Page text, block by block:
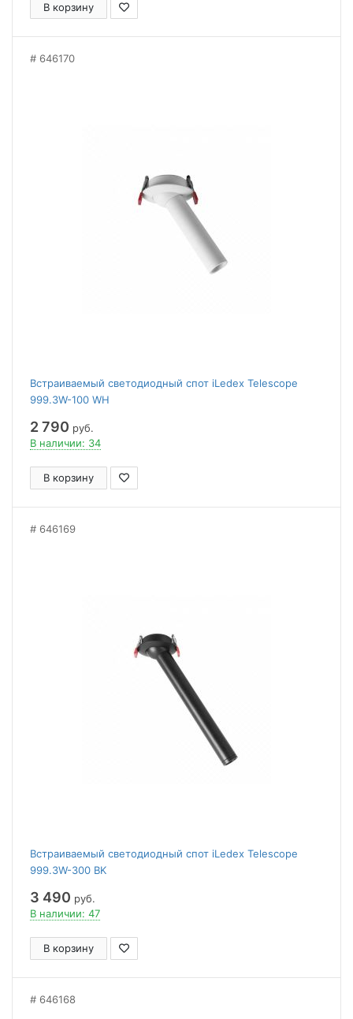
В корзину
646170
Встраиваемый светодиодный спот iLedex Telescope
999.3W-100 WH
2 790 руб.
В наличии: 34
В корзину
646169
Встраиваемый светодиодный спот iLedex Telescope
999.3W-300 BK
3 490 руб.
В наличии: 47
В корзину
646168